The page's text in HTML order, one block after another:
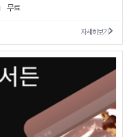
무료
자세히보기